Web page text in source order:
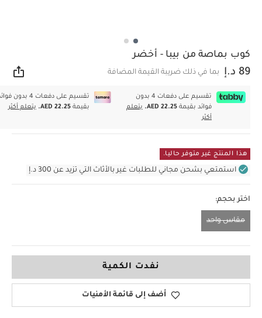
كوب بماصة من بيبا - أخضر
89 د.إ بما في ذلك ضريبة القيمة المضافة
تقسيم على دفعات 4 بدون
فوائد بقيمة AED 22.25.
يتعلم
أكثر
تقسيم على دفعات 4 بدون
بقيمةAED 22.25. يتعلم أكثر
هذا المنتج غير متوفر حاليا.
استمتعي بشحن مجاني للطلبات غير بالأثاث التي تزيد عن 300 د.إ
اختر بحجم:
مقاس واحد
نفدت الكمية
أضف إلى قائمة الأمنيات